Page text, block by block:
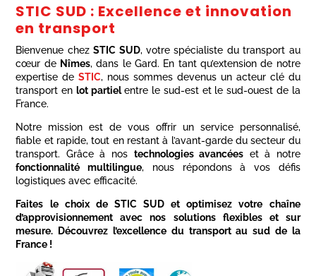
STIC SUD : Excellence et innovation
en transport
Bienvenue chezSTIC SUD, votre spécialiste du transport au
cœur de Nîmes, dans le Gard. En tant qu’extension de notre
expertise deSTIC, nous sommes devenus un acteur clé du
transport en lot partielentre le sud-est et le sud-ouest de la
France.
Notre mission est de vous offrir un service personnalisé,
fiable et rapide, tout en restant à l’avant-garde du secteur du
transport. Grâce à nos technologies avancées et à notre
fonctionnalité multilingue, nous répondons à vos défis
logistiques avec efficacité.
Faites le choix de STIC SUD et optimisez votre chaîne
d’approvisionnement avec nos solutions flexibles et sur
mesure. Découvrez l’excellence du transport au sud de la
France !